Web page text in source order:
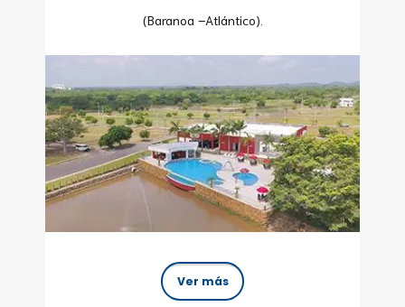
(Baranoa –Atlántico).
Ver más